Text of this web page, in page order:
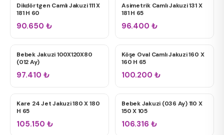
ÇIFT KIŞILIK JAKUZILER
Dikdörtgen Camlı Jakuzi 111 X
181 H 60
90.650 ₺
ÇIFT KIŞILIK JAKUZILER
Asimetrik Camlı Jakuzi 131 X
181 H 65
96.400 ₺
BEBEK JAKUZI
Bebek Jakuzi 100X120X80
(012 Ay)
97.410 ₺
ÇIFT KIŞILIK JAKUZILER
Köşe Oval Camlı Jakuzi 160 X
160 H 65
100.200 ₺
DÖRT KIŞILIK JAKUZILER
Kare 24 Jet Jakuzi 180 X 180
H 65
105.150 ₺
BEBEK JAKUZI
Bebek Jakuzi (036 Ay) 110 X
150 X 105
106.316 ₺